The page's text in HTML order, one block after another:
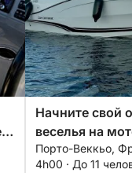
Начните свой
веселья на
Порто-Веккьо,
4h00 · До 11